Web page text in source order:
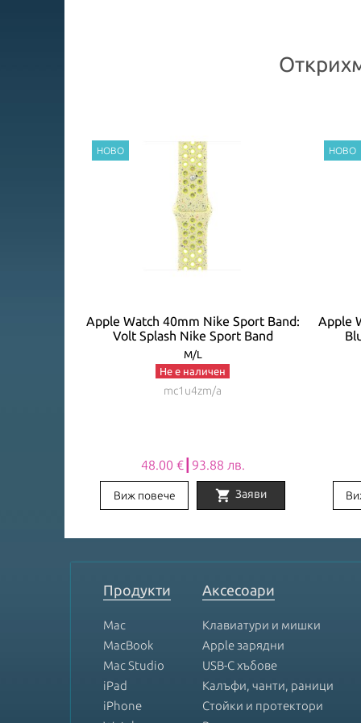
Apple Watch 40mm Nike Sport Band:
Volt Splash Nike Sport Band
M/L
Не е наличен
mc1u4zm/a
48.00 €┃93.88 лв.
Виж повече shopping_cart Заяви
Apple
1
Продукти
Mac
MacBook
Mac Studio
iPad
iPhone
Аксесоари
Клавиатури и мишки
Apple зарядни
USB-C хъбове
Калъфи, чанти, раници
Стойки и протектори